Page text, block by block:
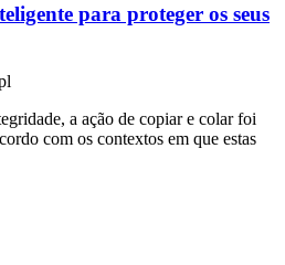
para proteger os seus
a ação de copiar e colar foi
com os contextos em que estas